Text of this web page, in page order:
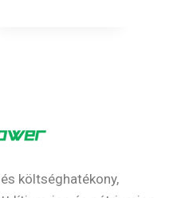
költséghatékony,